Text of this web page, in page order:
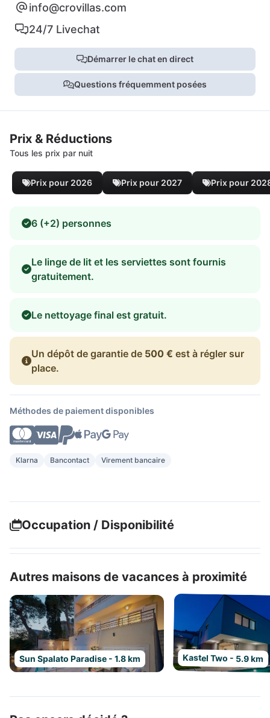
info@crovillas.com
24/7 Livechat
Démarrer le chat en direct
Questions fréquemment posées
Prix & Réductions
Tous les prix par nuit
Prix pour 2026 Prix pour 2027 Prix pour
6 (+2) personnes
Le linge de lit et les serviettes sont fournis
gratuitement.
Le nettoyage final est gratuit.
Un dépôt de garantie de 500 € est à régler sur
place.
Méthodes de paiement disponibles
Klarna Bancontact Virement bancaire
Occupation / Disponibilité
Autres maisons de vacances à proximité
Sun Spalato Paradise - 1.8 km Kastel Two - 5.9 km